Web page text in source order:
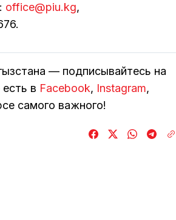
office@piu.kg,
— подписывайтесь на
в Facebook, Instagram,
самого важного!